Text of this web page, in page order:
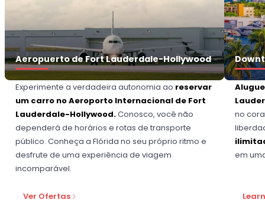
Aeropuerto de Fort Lauderdale-Hollywood
Experimente a verdadeira autonomia ao reservar
um carro no Aeroporto Internacional de Fort
Lauderdale-Hollywood.Conosco, você não
dependerá de horários e rotas de transporte
público. Conheça a Flórida no seu próprio ritmo e
desfrute de uma experiência de viagem
incomparável.
Ver Ofertas
no
em